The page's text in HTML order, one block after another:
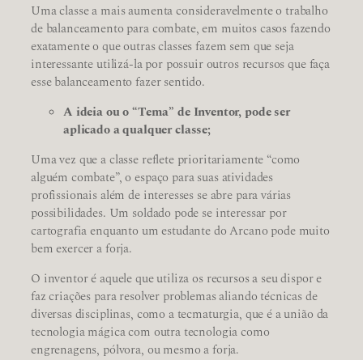
Uma classe a mais aumenta consideravelmente o trabalho
de balanceamento para combate, em muitos casos fazendo
exatamente o que outras classes fazem sem que seja
interessante utilizá-la por possuir outros recursos que faça
esse balanceamento fazer sentido.
A ideia ou o “Tema” de Inventor, pode ser
aplicado a qualquer classe;
Uma vez que a classe reflete prioritariamente “como
alguém combate”, o espaço para suas atividades
profissionais além de interesses se abre para várias
possibilidades. Um soldado pode se interessar por
cartografia enquanto um estudante do Arcano pode muito
bem exercer a forja.
O inventor é aquele que utiliza os recursos a seu dispor e
faz criações para resolver problemas aliando técnicas de
diversas disciplinas, como a tecmaturgia, que é a união da
tecnologia mágica com outra tecnologia como
engrenagens, pólvora, ou mesmo a forja.